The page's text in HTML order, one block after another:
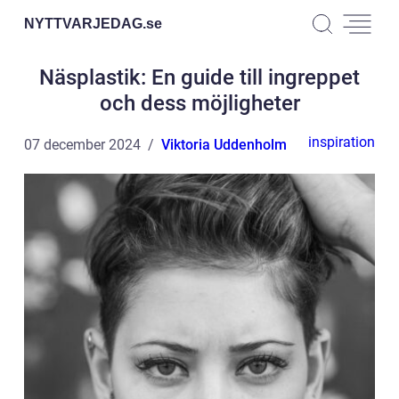
NYTTVARJEDAG.se
Näsplastik: En guide till ingreppet
och dess möjligheter
07 december 2024 Viktoria Uddenholm inspiration